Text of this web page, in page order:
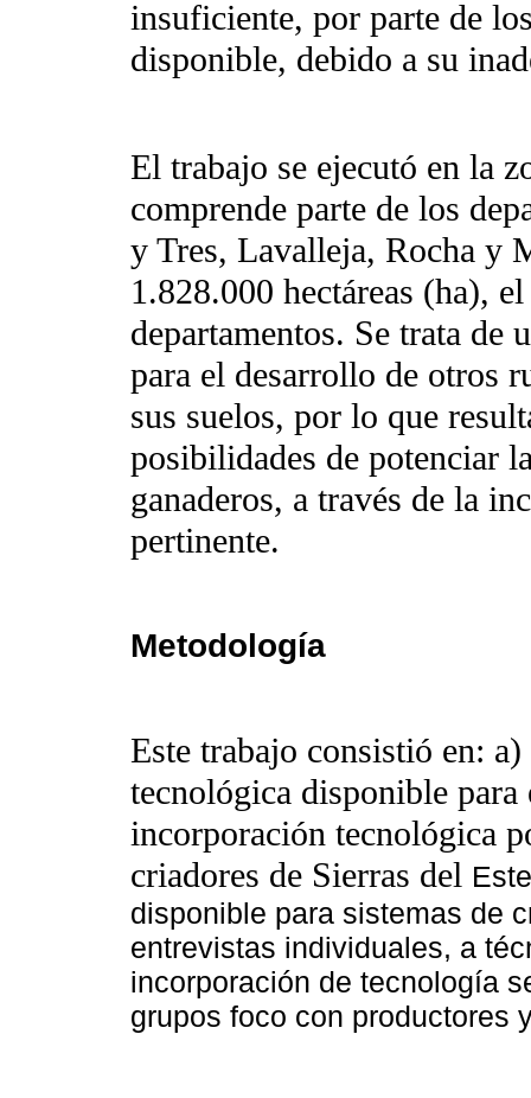
insuficiente, por parte de
disponible, debido a su
El trabajo se ejecutó en la
comprende parte de los
y Tres, Lavalleja, Rocha y
1.828.000 hectáreas (ha),
departamentos. Se trata de
para el desarrollo de otros
sus suelos, por lo que
posibilidades de potenciar
ganaderos, a través de la
pertinente.
Metodología
Este trabajo consistió en:
tecnológica disponible
incorporación tecnológica
criadores de Sierras del
disponible para sistemas de
entrevistas individuales, a
incorporación de tecnología
grupos foco con productores